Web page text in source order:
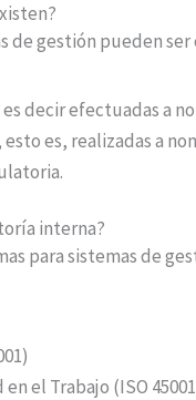
de gestión pueden ser
decir efectuadas a
es, realizadas a
interna?
para sistemas de
el Trabajo (ISO